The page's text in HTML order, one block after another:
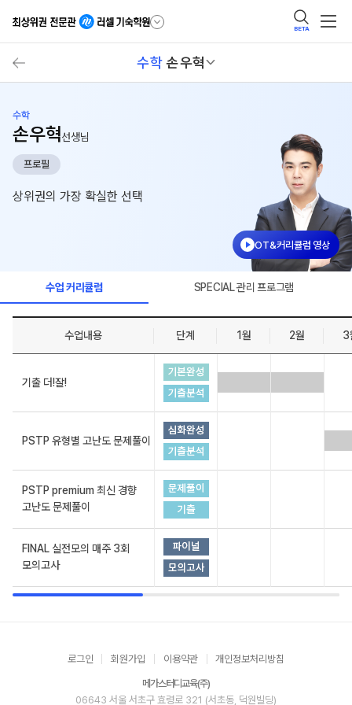
BETA
수학손우혁
수학
손우혁선생님
프로필
상위권의 가장 확실한 선택
OT&커리큘럼 영상
수업 커리큘럼 SPECIAL 관리 프로그램
수업내용 단계 1월 2월 3
기출 더!잘!
PSTP 유형별 고난도 문제풀이
PSTP premium 최신 경향
고난도 문제풀이
FINAL 실전모의 매주 3회
모의고사
로그인 회원가입 이용약관 개인정보처리방침
메가스터디교육(주)
06643 서울 서초구 효령로 321 (서초동, 덕원빌딩)